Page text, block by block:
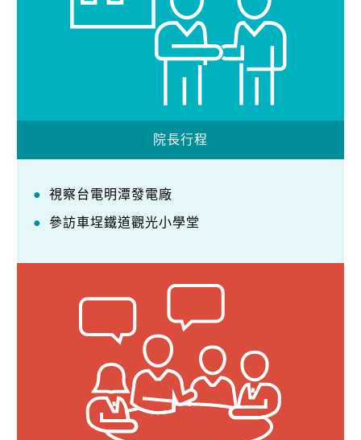
院長行程
視察台電明潭發電廠
參訪車埕鐵道觀光小學堂